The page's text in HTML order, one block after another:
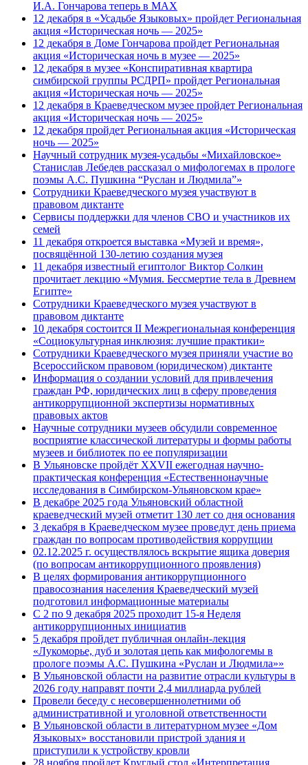
И.А. Гончарова теперь в MAX
12 декабря в «Усадьбе Языковых» пройдет Региональная
акция «Историческая ночь — 2025»
12 декабря в Доме Гончарова пройдет Региональная
акция «Историческая ночь в музее — 2025»
12 декабря в музее «Конспиративная квартира
симбирской группы РСДРП» пройдет Региональная
акция «Историческая ночь — 2025»
12 декабря в Краеведческом музее пройдет Региональная
акция «Историческая ночь — 2025»
12 декабря пройдет Региональная акция «Историческая
ночь — 2025»
Научный сотрудник музея-усадьбы «Михайловское»
Станислав Лебедев рассказал о мифологемах в прологе
поэмы А.С. Пушкина “Руслан и Людмила”»
Сотрудники Краеведческого музея участвуют в
правовом диктанте
Сервисы поддержки для членов СВО и участников их
семей
11 декабря откроется выставка «Музей и время»,
посвящённой 130-летию создания музея
11 декабря известный египтолог Виктор Солкин
прочитает лекцию «Мумия. Бессмертие тела в Древнем
Египте»
Сотрудники Краеведческого музея участвуют в
правовом диктанте
10 декабря состоится II Межрегиональная конференция
«Cоциокультурная инклюзия: лучшие практики»
Сотрудники Краеведческого музея приняли участие во
Всероссийском правовом (юридическом) диктанте
Информация о создании условий для привлечения
граждан РФ, юридических лиц в сферу проведения
антикоррупционной экспертизы нормативных
правовых актов
Научные сотрудники музеев обсудили современное
восприятие классической литературы и формы работы
музеев и библиотек по ее популяризации
В Ульяновске пройдёт XXVII ежегодная научно-
практическая конференция «Естественнонаучные
исследования в Симбирском-Ульяновском крае»
В декабре 2025 года Ульяновский областной
краеведческий музей отметит 130 лет со дня основания
3 декабря в Краеведческом музее проведут день приема
граждан по вопросам противодействия коррупции
02.12.2025 г. осуществлялось вскрытие ящика доверия
(по вопросам антикоррупционного проявления)
В целях формирования антикоррупционного
правосознания населения Краеведческий музей
подготовил информационные материалы
С 2 по 9 декабря 2025 проходит 15-я Неделя
антикоррупционных инициатив
5 декабря пройдет публичная онлайн-лекция
«Лукоморье, дуб и золотая цепь как мифологемы в
прологе поэмы А.С. Пушкина «Руслан и Людмила»»
В Ульяновской области на развитие отрасли культуры в
2026 году направят почти 2,4 миллиарда рублей
Провели беседу с несовершеннолетними об
административной и уголовной ответственности
В Ульяновской области в литературном музее «Дом
Языковых» восстановили пристрой здания и
приступили к устройству кровли
28 ноября пройдет Круглый стол «Интерпретация